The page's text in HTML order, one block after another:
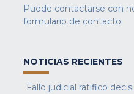
Puede contactarse con
formulario de contacto.
NOTICIAS RECIENTES
Fallo judicial ratificó